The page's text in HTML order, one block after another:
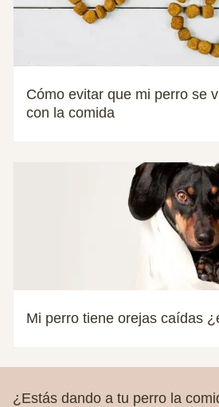
Cómo evitar que mi perro se
con la comida
Mi perro tiene orejas caídas
¿Estás dando a tu perro la